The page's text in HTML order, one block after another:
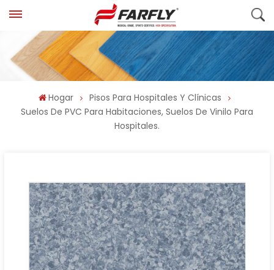
Hogar
Pisos Para Hospitales Y Clínicas
Suelos De PVC Para Habitaciones, Suelos De Vinilo Para
Hospitales.